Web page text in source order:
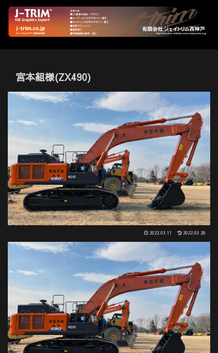
宮本組様(ZX490)
2022.03.11 2022.03.28